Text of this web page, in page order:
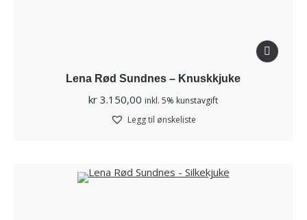
Lena Rød Sundnes – Knuskkjuke
kr 3.150,00 inkl. 5% kunstavgift
Legg til ønskeliste